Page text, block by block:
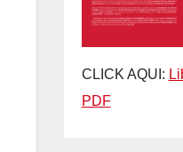
CLICK AQUI:
PDF